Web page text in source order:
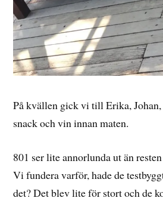
På kvällen gick vi till Erika,
snack och vin innan maten.
801 ser lite annorlunda ut än
Vi fundera varför, hade de
det? Det blev lite för stort och de